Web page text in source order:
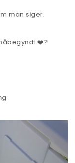
man siger.
❤️?